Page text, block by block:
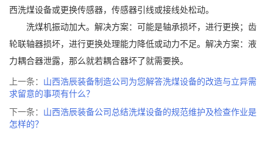
西洗煤设备或更换传感器，传感器引线或接线处松动。
洗煤机振动加大。解决方案：可能是轴承损坏，进行更换；齿
轮联轴器损坏，进行更换处理能力降低或动力不足。解决方案：液
力耦合器泄露，那么就若耦合器坏了就需要换。
上一条： 山西浩辰装备制造公司为您解答洗煤设备的改造与立异需
求留意的事项有什么？
下一条： 山西浩辰装备公司总结洗煤设备的规范维护及检查作业是
怎样的？